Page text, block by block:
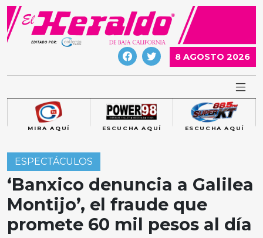
Skip
content
8 AGOSTO 2026
MIRA AQUÍ ESCUCHA AQUÍ ESCUCHA AQUÍ
ESPECTÁCULOS
‘Banxico denuncia a Galilea
Montijo’, el fraude que
promete 60 mil pesos al día